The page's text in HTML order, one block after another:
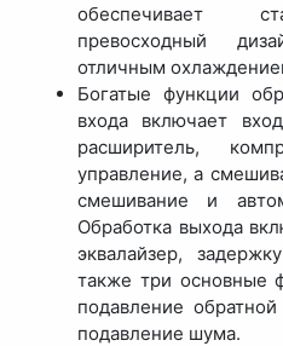
обеспечивает
превосходный
отличным
Богатые функции
входа включает
расширитель,
управление, а
смешивание и
Обработка выхода
эквалайзер,
также три основные
подавление
подавление шума.